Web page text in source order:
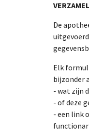
De
Elk
bijzonder
- wat zijn
- of deze
- een link